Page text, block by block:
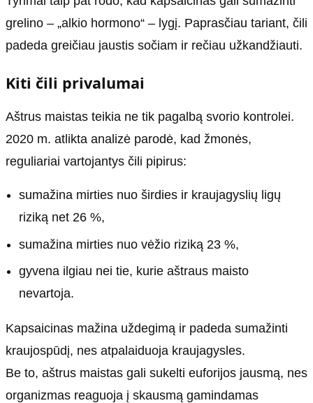
grelino – „alkio hormono“ – lygį. Paprasčiau tariant, čili
padeda greičiau jaustis sočiam ir rečiau užkandžiauti.
Kiti čili privalumai
Aštrus maistas teikia ne tik pagalbą svorio kontrolei.
2020 m. atlikta analizė parodė, kad žmonės,
reguliariai vartojantys čili pipirus:
sumažina mirties nuo širdies ir kraujagyslių ligų
riziką net 26 %,
sumažina mirties nuo vėžio riziką 23 %,
gyvena ilgiau nei tie, kurie aštraus maisto
nevartoja.
Kapsaicinas mažina uždegimą ir padeda sumažinti
kraujospūdį, nes atpalaiduoja kraujagysles.
Be to, aštrus maistas gali sukelti euforijos jausmą, nes
organizmas reaguoja į skausmą gamindamas